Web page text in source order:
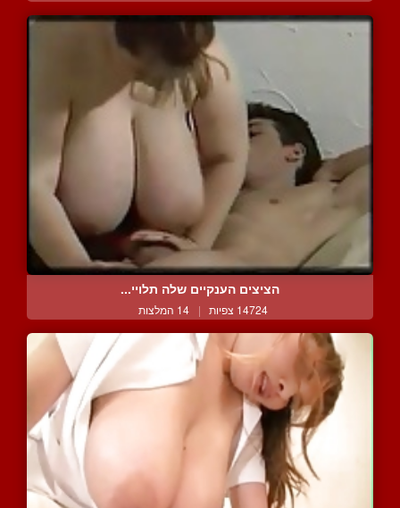
הציצים הענקיים שלה תלויי...
14724 צפיות | 14 המלצות